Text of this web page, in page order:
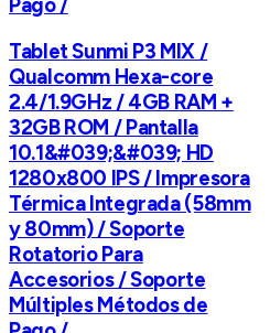
Tablet Sunmi P3 MIX /
Qualcomm Hexa-core
2.4/1.9GHz / 4GB RAM +
32GB ROM / Pantalla
10.1&#039;&#039; HD
1280x800 IPS / Impresora
Térmica Integrada (58mm
y 80mm) / Soporte
Rotatorio Para
Accesorios / Soporte
Múltiples Métodos de